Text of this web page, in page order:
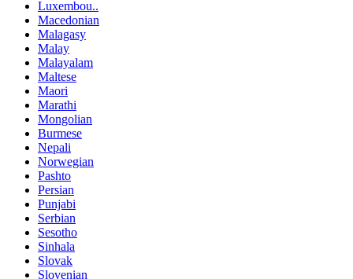
Luxembou..
Macedonian
Malagasy
Malay
Malayalam
Maltese
Maori
Marathi
Mongolian
Burmese
Nepali
Norwegian
Pashto
Persian
Punjabi
Serbian
Sesotho
Sinhala
Slovak
Slovenian